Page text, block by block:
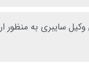
سایبری به منظور